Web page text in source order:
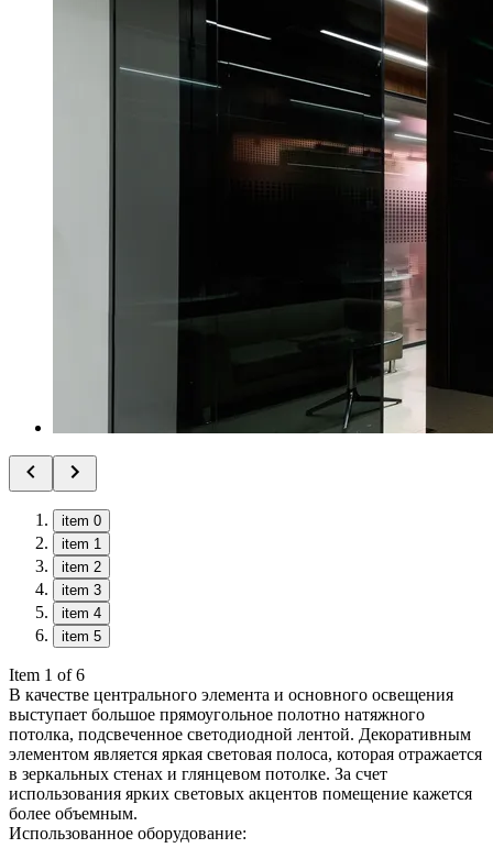
item 0
item 1
item 2
item 3
item 4
item 5
Item 1 of 6
В качестве центрального элемента и основного освещения
выступает большое прямоугольное полотно натяжного
потолка, подсвеченное светодиодной лентой. Декоративным
элементом является яркая световая полоса, которая отражается
в зеркальных стенах и глянцевом потолке. За счет
использования ярких световых акцентов помещение кажется
более объемным.
Использованное оборудование: